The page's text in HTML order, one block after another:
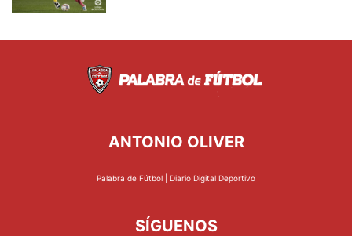
ANTONIO OLIVER
Palabra de Fútbol | Diario Digital Deportivo
SÍGUENOS